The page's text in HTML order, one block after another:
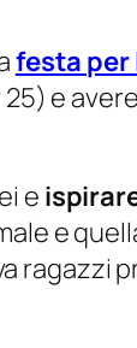
festa per
e
e
e
ragazzi